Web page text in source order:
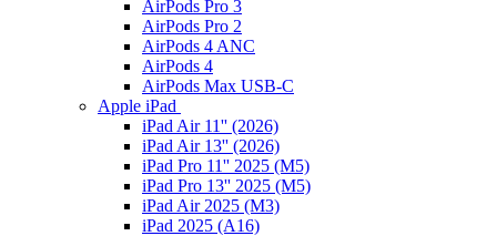
AirPods Pro 3
AirPods Pro 2
AirPods 4 ANC
AirPods 4
AirPods Max USB-C
Apple iPad
iPad Air 11'' (2026)
iPad Air 13'' (2026)
iPad Pro 11'' 2025 (M5)
iPad Pro 13'' 2025 (M5)
iPad Air 2025 (M3)
iPad 2025 (A16)